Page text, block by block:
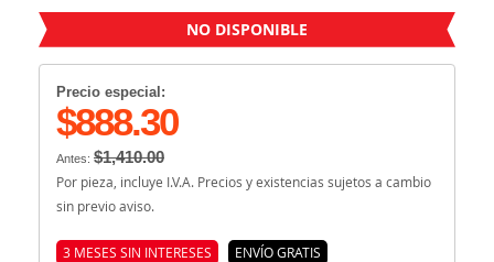
NO DISPONIBLE
Precio especial:
$888.30
Antes: $1,410.00
Por pieza, incluye I.V.A. Precios y existencias sujetos a cambio
sin previo aviso.
3 MESES SIN INTERESES
ENVÍO GRATIS